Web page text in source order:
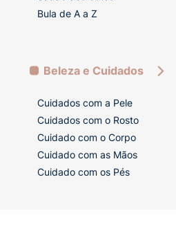
Bula de A a Z
Beleza e Cuidados
Cuidados com a Pele
Cuidados com o Rosto
Cuidado com o Corpo
Cuidado com as Mãos
Cuidado com os Pés